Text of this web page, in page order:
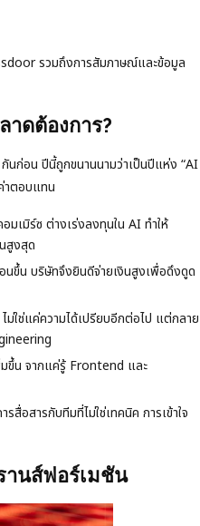
รวมถึงการสัมภาษณ์และข้อมูล
าดต้องการ?
นก่อน ปีนี้ถูกขนานนามว่าเป็นปีแห่ง “AI
าตอบแทน
เมิร์ซ ต่างเร่งลงทุนใน AI ทำให้
สูงสุด
นขึ้น บริษัทจึงยินดีจ่ายเงินสูงเพื่อดึงดูด
ม่ใช่แค่ความได้เปรียบอีกต่อไป แต่กลาย
ขึ้น จากแค่รู้ Frontend และ
สื่อสารกับทีมที่ไม่ใช่เทคนิค การเข้าใจ
นส์ฟอร์เมชัน